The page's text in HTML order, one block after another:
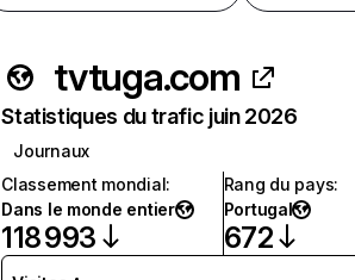
tvtuga.com
Statistiques du trafic juin 2026
Journaux
Classement mondial:
Dans le monde entier
118 993
Rang du pays:
Portugal
672